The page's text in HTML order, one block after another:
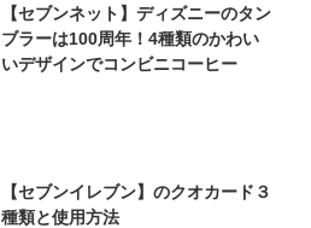
【セブンネット】ディズニーのタン
ブラーは100周年！4種類のかわい
いデザインでコンビニコーヒー
【セブンイレブン】のクオカード３
種類と使用方法